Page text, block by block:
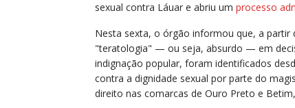
sexual contra Láuar e abriu umprocesso
Nesta sexta, o órgão informou que, a partir
"teratologia" — ou seja, absurdo — em
indignação popular, foram identificados
contra a dignidade sexual por parte do
direito nas comarcas de Ouro Preto e